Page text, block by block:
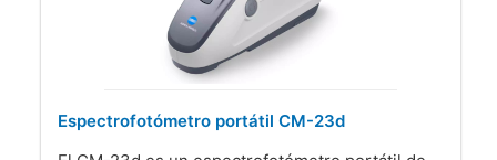
Espectrofotómetro portátil CM-23d